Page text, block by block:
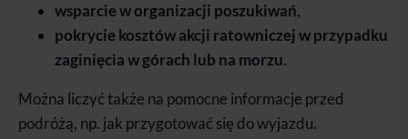
wsparcie w organizacji poszukiwań,
pokrycie kosztów akcji ratowniczej w przypadku
zaginięcia w górach lub na morzu.
Można liczyć także na pomocne informacje przed
podróżą, np. jak przygotować się do wyjazdu.